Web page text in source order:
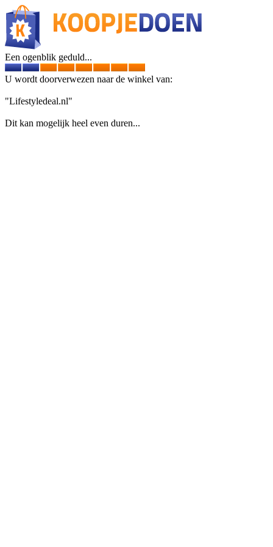
Een ogenblik geduld...
U wordt doorverwezen naar de winkel van:
"Lifestyledeal.nl"
Dit kan mogelijk heel even duren...